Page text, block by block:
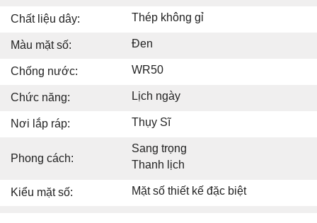
Chất liệu dây: Thép không gỉ
Màu mặt số: Đen
Chống nước: WR50
Chức năng: Lịch ngày
Nơi lắp ráp: Thụy Sĩ
Phong cách:
Sang trọng
Thanh lịch
Kiểu mặt số: Mặt số thiết kế đặc biệt